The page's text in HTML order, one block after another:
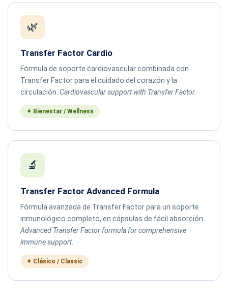
🌿
Transfer Factor Cardio
Fórmula de soporte cardiovascular combinada con
Transfer Factor para el cuidado del corazón y la
circulación. Cardiovascular support with Transfer Factor.
✦ Bienestar / Wellness
🔬
Transfer Factor Advanced Formula
Fórmula avanzada de Transfer Factor para un soporte
inmunológico completo, en cápsulas de fácil absorción.
Advanced Transfer Factor formula for comprehensive
immune support.
✦ Clásico / Classic